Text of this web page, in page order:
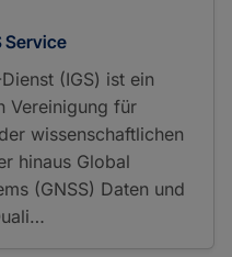
Service
(IGS) ist ein
Vereinigung für
wissenschaftlichen
hinaus Global
(GNSS) Daten und